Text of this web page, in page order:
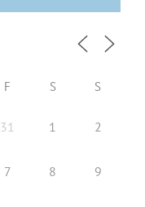
F S S
31 1 2
7 8 9